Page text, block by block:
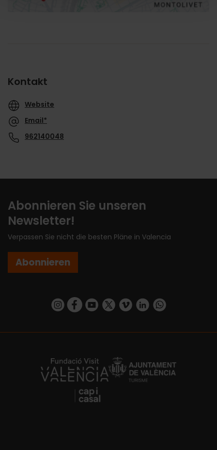
Kontakt
Website
Email*
962140048
Abonnieren Sie unseren
Newsletter!
Verpassen Sie nicht die besten Pläne in Valencia
Abonnieren
https://www.instagram.com/visit_valencia/
https://www.facebook.com/
https://www.youtube.com/user/
https://twitter.com/_VivaValencia
https://vimeo.com/
https://www.linkedin.com/company/turismo-valencia/https://api.whatsapp.com/send/
https://fundacion.visitvalencia.com/